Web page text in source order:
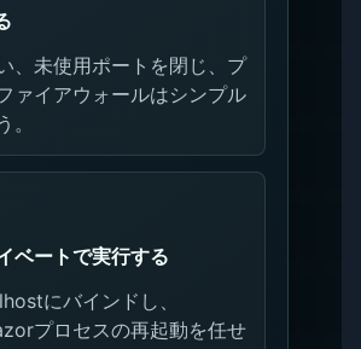
、未使用ポートを閉じ、プ
ァイアウォールはシンプル
。
ベートで実行する
にバインドし、
プロセスの再起動を任せ